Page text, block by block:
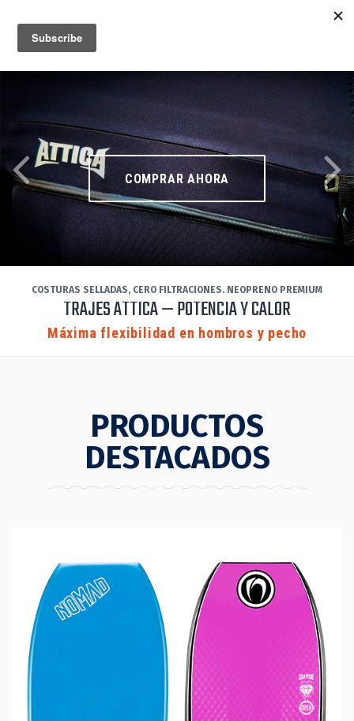
MENU
COMPRAR AHORA
COSTURAS SELLADAS, CERO FILTRACIONES. NEOPRENO PREMIUM
TRAJES ATTICA — POTENCIA Y CALOR
Máxima flexibilidad en hombros y pecho
PRODUCTOS
DESTACADOS